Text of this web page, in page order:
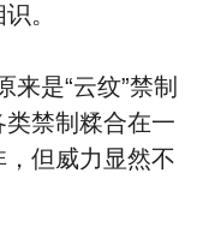
。
是“云纹”禁制
禁制糅合在一
但威力显然不